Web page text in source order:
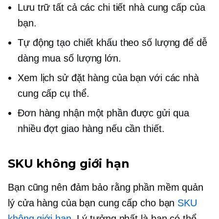
Lưu trữ tất cả các chi tiết nhà cung cấp của
bạn.
Tự động tạo chiết khấu theo số lượng để dễ
dàng mua số lượng lớn.
Xem lịch sử đặt hàng của bạn với các nhà
cung cấp cụ thể.
Đơn hàng nhận một phần được gửi qua
nhiều đợt giao hàng nếu cần thiết.
SKU không giới hạn
Bạn cũng nên đảm bảo rằng phần mềm quản
lý cửa hàng của bạn cung cấp cho bạn SKU